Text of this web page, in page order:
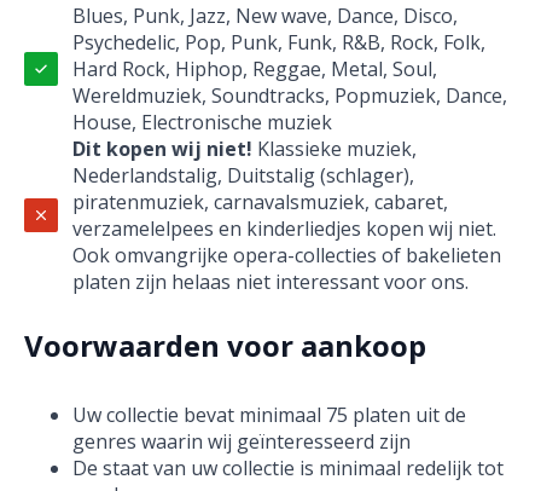
Blues, Punk, Jazz, New wave, Dance, Disco,
Psychedelic, Pop, Punk, Funk, R&B, Rock, Folk,
Hard Rock, Hiphop, Reggae, Metal, Soul,
Wereldmuziek, Soundtracks, Popmuziek, Dance,
House, Electronische muziek
Dit kopen wij niet! Klassieke muziek,
Nederlandstalig, Duitstalig (schlager),
piratenmuziek, carnavalsmuziek, cabaret,
verzamelelpees en kinderliedjes kopen wij niet.
Ook omvangrijke opera-collecties of bakelieten
platen zijn helaas niet interessant voor ons.
Voorwaarden voor aankoop
Uw collectie bevat minimaal 75 platen uit de
genres waarin wij geïnteresseerd zijn
De staat van uw collectie is minimaal redelijk tot